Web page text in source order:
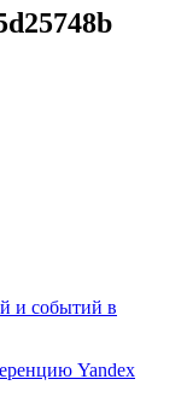
и событий в
Yandex